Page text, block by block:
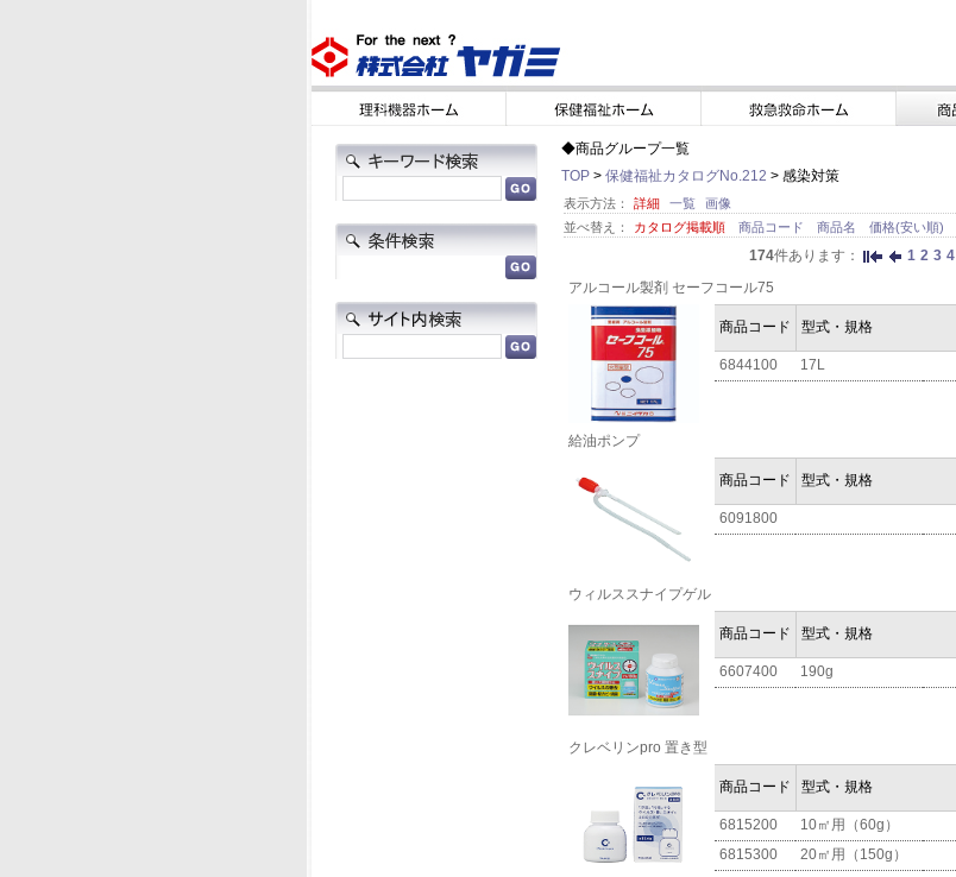
◆商品グループ一覧
TOP > 保健福祉カタログNo.212 > 感染対策
表示方法： 詳細 一覧
画像
並べ替え：
カタログ掲載順 商品コード 商品名 価格(安い順)
174件あります： 1 2 3 4
アルコール製剤 セーフコール75
商品コード 型式・規格
6844100 17L
給油ポンプ
商品コード 型式・規格
6091800
ウィルススナイプゲル
商品コード 型式・規格
6607400 190g
クレベリンpro 置き型
商品コード 型式・規格
6815200 10㎡用（60g）
6815300 20㎡用（150g）